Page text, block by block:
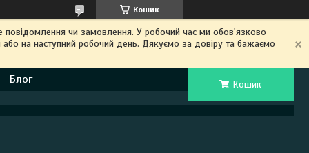
Кошик
чи замовлення. У робочий час ми обов'язково
на наступний робочий день. Дякуємо за довіру та бажаємо
Блог Кошик